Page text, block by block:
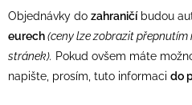
Objednávky do zahraničíbudou
eurech(ceny lze zobrazit
stránek). Pokud ovšem máte
napište, prosím, tuto informaci do